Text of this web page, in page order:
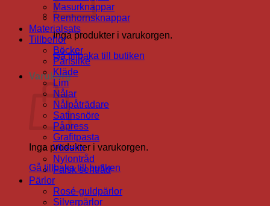
Inga produkter i varukorgen.
Gå tillbaka till butiken
Varukorg
Inga produkter i varukorgen.
Gå tillbaka till butiken
Masurknappar
Renhornsknappar
Materialsats
Tillbehör
Böcker
Pärlsilke
Kläde
Lim
Nålar
Nålpåträdare
Satinsnöre
Påpress
Grafitpasta
Vliselin
Nylontråd
Falsk sentråd
Pärlor
Rosé-guldpärlor
Silverpärlor